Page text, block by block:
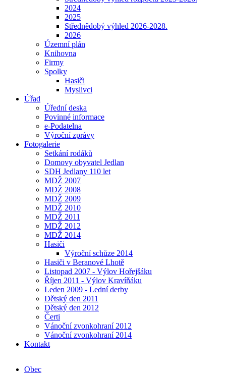
2024
2025
Střednědobý výhled 2026-2028.
2026
Územní plán
Knihovna
Firmy
Spolky
Hasiči
Myslivci
Úřad
Úřední deska
Povinné informace
e-Podatelna
Výroční zprávy
Fotogalerie
Setkání rodáků
Domovy obyvatel Jedlan
SDH Jedlany 110 let
MDŽ 2007
MDŽ 2008
MDŽ 2009
MDŽ 2010
MDŽ 2011
MDŽ 2012
MDŽ 2014
Hasiči
Výroční schůze 2014
Hasiči v Beranové Lhotě
Listopad 2007 - Výlov Hořejšáku
Říjen 2011 - Výlov Kravíňáku
Leden 2009 - Lední derby
Dětský den 2011
Dětský den 2012
Čerti
Vánoční zvonkohraní 2012
Vánoční zvonkohraní 2014
Kontakt
Obec